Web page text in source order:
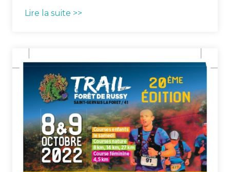
Lire la suite >>